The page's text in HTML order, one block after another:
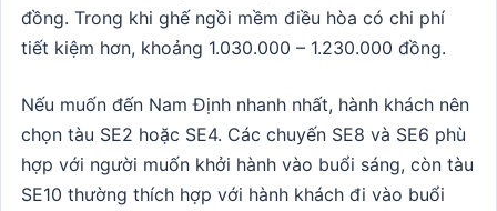
đồng. Trong khi ghế ngồi mềm điều hòa có chi phí
tiết kiệm hơn, khoảng 1.030.000 – 1.230.000 đồng.
Nếu muốn đến Nam Định nhanh nhất, hành khách nên
chọn tàu SE2 hoặc SE4. Các chuyến SE8 và SE6 phù
hợp với người muốn khởi hành vào buổi sáng, còn tàu
SE10 thường thích hợp với hành khách đi vào buổi